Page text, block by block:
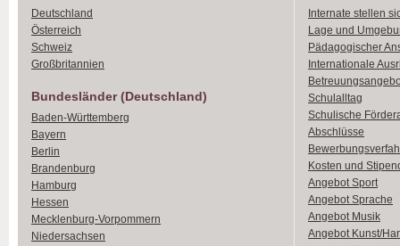
Deutschland
Österreich
Schweiz
Großbritannien
Bundesländer (Deutschland)
Baden-Württemberg
Bayern
Berlin
Brandenburg
Hamburg
Hessen
Mecklenburg-Vorpommern
Niedersachsen
Internate stellen
Lage und
Pädagogischer
Internationale
Schulalltag
Schulische
Abschlüsse
Kosten und
Angebot Sport
Angebot Sprache
Angebot Musik
Angebot Kunst/